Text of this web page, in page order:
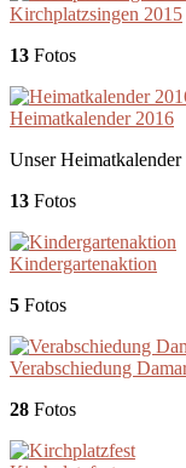
Kirchplatzsingen 2015
13 Fotos
Heimatkalender 2016
Unser
13 Fotos
Kindergartenaktion
5 Fotos
Verabschiedung
28 Fotos